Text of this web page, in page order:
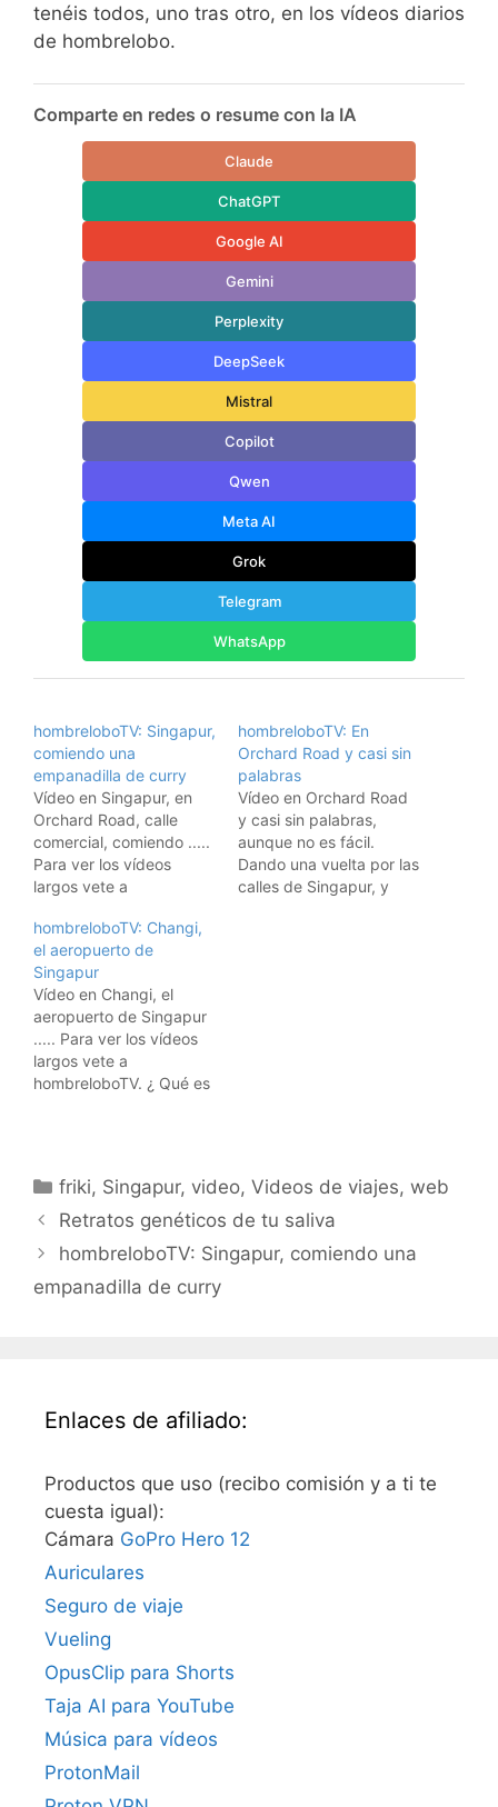
tenéis todos, uno tras otro, en los vídeos diarios
de hombrelobo.
Comparte en redes o resume con la IA
Claude
ChatGPT
Google AI
Gemini
Perplexity
DeepSeek
Mistral
Copilot
Qwen
Meta AI
Grok
Telegram
WhatsApp
hombreloboTV: Singapur,
comiendo una
empanadilla de curry
Vídeo en Singapur, en
Orchard Road, calle
comercial, comiendo .....
Para ver los vídeos
largos vete a
esto ? Este es un vídeo
de viajes, donde
muestro los sitios por los
que paso. Los tenéis
todos, uno tras otro, en
los vídeos diarios de
hombrelobo.
hombreloboTV: En
Orchard Road y casi sin
palabras
Vídeo en Orchard Road
y casi sin palabras,
aunque no es fácil.
Dando una vuelta por las
calles de Singapur, y
hombreloboTV: Changi,
el aeropuerto de
Singapur
Vídeo en Changi, el
aeropuerto de Singapur
..... Para ver los vídeos
largos vete a
hombreloboTV. ¿ Qué es
todos, uno tras otro, en
los vídeos diarios de
Categorías
friki, Singapur, video,Videos de viajes,web
Retratos genéticos de tu saliva
hombreloboTV: Singapur, comiendo una
empanadilla de curry
Enlaces de afiliado:
Productos que uso (recibo comisión y a ti te
cuesta igual):
Cámara GoPro Hero 12
Auriculares
Seguro de viaje
Vueling
OpusClip para Shorts
Taja AI para YouTube
Música para vídeos
ProtonMail